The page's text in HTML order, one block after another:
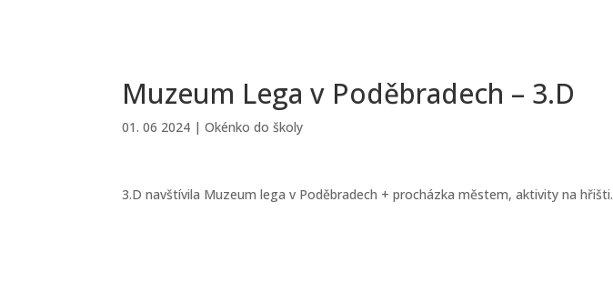
Muzeum Lega v Poděbradech – 3.D
01. 06 2024 |Okénko do školy
3.D navštívila Muzeum lega v Poděbradech + procházka městem, aktivity na hřišti.